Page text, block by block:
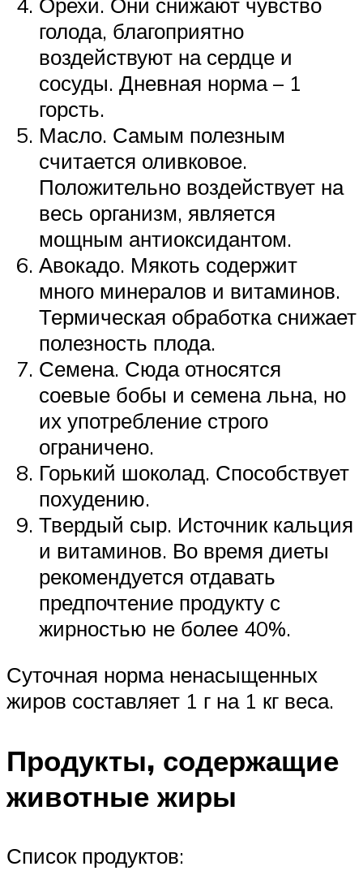
голода, благоприятно
воздействуют на сердце и
сосуды. Дневная норма – 1
горсть.
Масло. Самым полезным
считается оливковое.
Положительно воздействует на
весь организм, является
мощным антиоксидантом.
Авокадо. Мякоть содержит
много минералов и витаминов.
Термическая обработка снижает
полезность плода.
Семена. Сюда относятся
соевые бобы и семена льна, но
их употребление строго
ограничено.
Горький шоколад. Способствует
похудению.
Твердый сыр. Источник кальция
и витаминов. Во время диеты
рекомендуется отдавать
предпочтение продукту с
жирностью не более 40%.
Суточная норма ненасыщенных
жиров составляет 1 г на 1 кг веса.
Продукты, содержащие
животные жиры
Список продуктов: